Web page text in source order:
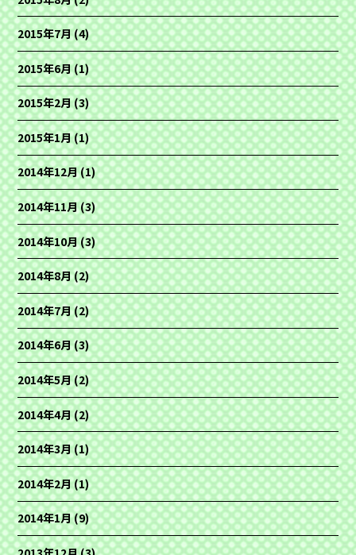
2015年7月(4)
2015年6月(1)
2015年2月(3)
2015年1月(1)
2014年12月(1)
2014年11月(3)
2014年10月(3)
2014年8月(2)
2014年7月(2)
2014年6月(3)
2014年5月(2)
2014年4月(2)
2014年3月(1)
2014年2月(1)
2014年1月(9)